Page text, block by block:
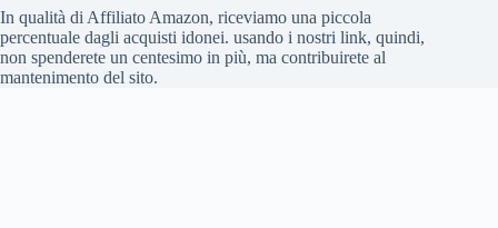
In qualità di Affiliato Amazon, riceviamo una piccola
percentuale dagli acquisti idonei. usando i nostri link, quindi,
non spenderete un centesimo in più, ma contribuirete al
mantenimento del sito.